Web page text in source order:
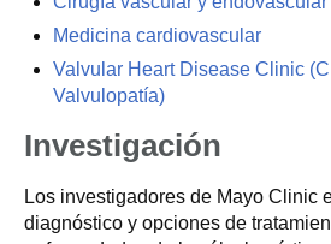
Medicina cardiovascular
Valvular Heart Disease Clinic
Valvulopatía)
Investigación
Los investigadores de Mayo Clinic
diagnóstico y opciones de